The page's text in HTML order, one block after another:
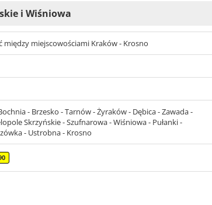
i Wiśniowa
między miejscowościami Kraków - Krosno
- Brzesko - Tarnów - Żyraków - Dębica - Zawada -
Skrzyńskie - Szufnarowa - Wiśniowa - Pułanki -
- Ustrobna - Krosno